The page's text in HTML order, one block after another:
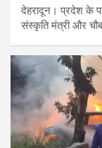
देहरादून। प्रदेश के
संस्कृति मंत्री और